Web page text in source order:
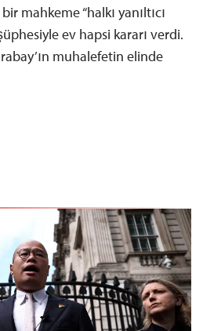
mahkeme “halkı yanıltıcı
ev hapsi kararı verdi.
muhalefetin elinde